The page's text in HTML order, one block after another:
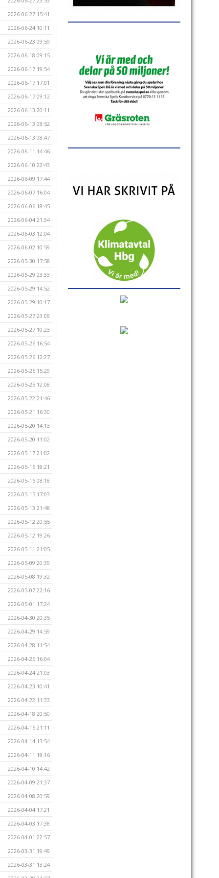
2026-06-27 15:41
2026-06-24 10:11
2026-06-23 09:59
2026-06-18 09:15
2026-06-17 19:54
2026-06-17 17:01
2026-06-17 09:12
2026-06-13 20:11
2026-06-13 08:52
2026-06-13 08:47
2026-06-11 14:46
2026-06-10 22:43
2026-06-09 17:44
2026-06-07 16:04
2026-06-06 18:45
2026-06-04 21:34
2026-06-03 12:04
2026-06-02 10:59
2026-05-30 17:58
2026-05-29 23:33
2026-05-29 14:52
2026-05-29 10:17
2026-05-27 23:09
2026-05-27 10:23
2026-05-26 16:54
2026-05-26 12:27
2026-05-25 15:29
2026-05-25 12:08
2026-05-22 21:46
2026-05-21 16:30
2026-05-20 14:13
2026-05-20 11:02
2026-05-17 21:02
2026-05-16 18:21
2026-05-16 08:18
2026-05-15 17:03
2026-05-13 21:48
2026-05-12 20:55
2026-05-12 19:26
2026-05-11 21:05
2026-05-09 20:39
2026-05-08 19:32
2026-05-07 22:16
2026-05-01 17:24
2026-04-30 20:35
2026-04-29 14:59
2026-04-28 11:54
2026-04-25 16:04
2026-04-24 21:03
2026-04-23 10:41
2026-04-22 11:33
2026-04-18 20:50
2026-04-16 21:11
2026-04-14 13:54
2026-04-11 18:16
2026-04-10 14:42
2026-04-09 21:37
2026-04-08 20:59
2026-04-04 17:21
2026-04-03 17:38
2026-04-01 22:57
2026-03-31 19:49
2026-03-31 13:24